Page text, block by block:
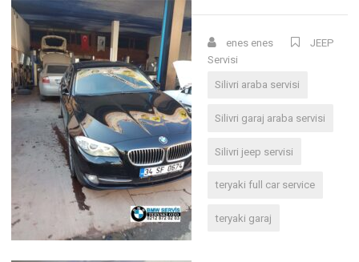
enes enes
JEEP
Servisi
Silivri araba servisi
Silivri garaj araba servisi
Silivri jeep servisi
teryaki full car service
teryaki garaj